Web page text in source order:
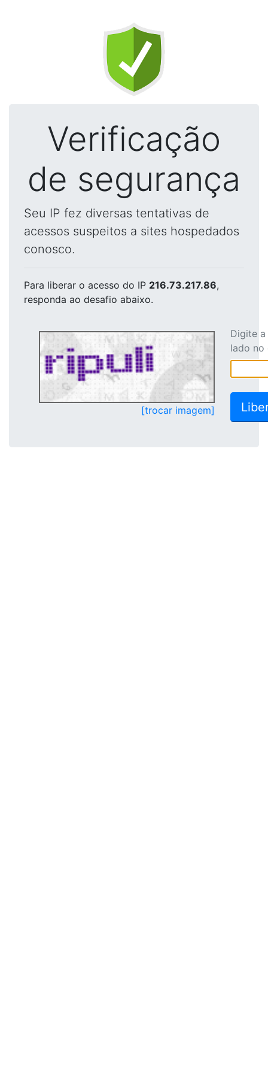
Verificação
de segurança
Seu IP fez diversas tentativas de
acessos suspeitos a sites hospedados
conosco.
Para liberar o acesso do IP 216.73.217.86,
responda ao desafio abaixo.
[trocar imagem]
Digite
lado no